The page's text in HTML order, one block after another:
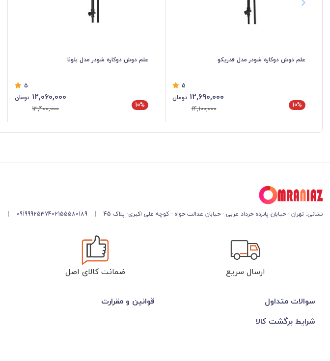
علم دوش دوکاره شودر مدل فدریکو
5
10%
12,690,000 تومان
14,100,000
علم دوش دوکاره شودر مدل بلونا
5
10%
12,060,000 تومان
13,400,000
نشانی: تهران - خیابان پانزده خرداد غربی - خیابان عدالت خواه - کوچه علی اکبری- پلاک 45 |
02155580189
09199925374
|
ارسال سریع ضمانت کالای اصل
سوالات متداول قوانین و مقرارت
شرایط برگشت کالا